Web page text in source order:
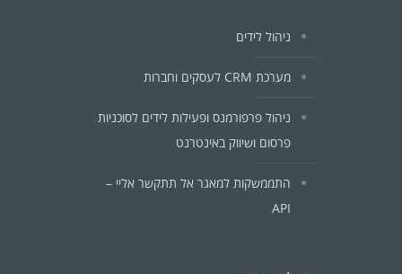
ניהול לידים
מערכת CRM לעסקים וחברות
ניהול פרפורמנס ופעילות לידים לסוכניות
פרסום ושיווק באינטרנט
התממשקות למאגר אל תתקשר אליי –
API